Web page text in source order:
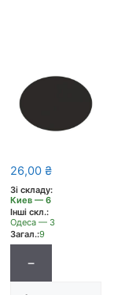
26,00 ₴
Зі складу:
Киев — 6
Інші скл.:
Одеса — 3
Загал.:9
−